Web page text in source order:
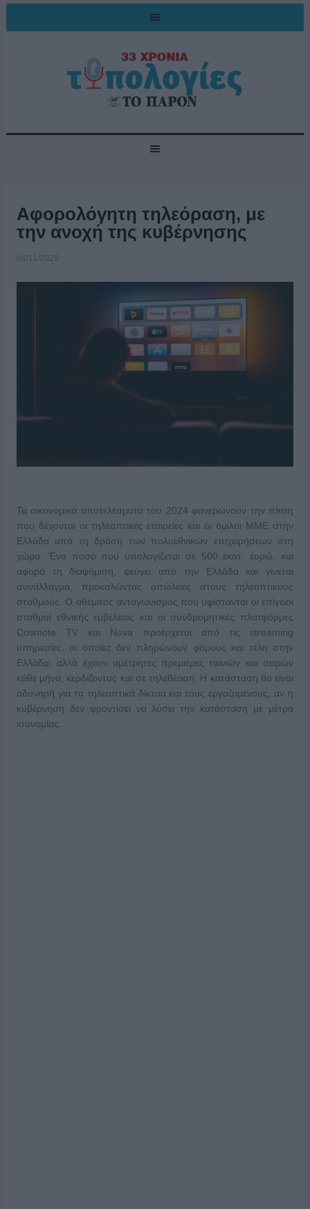
Αφορολόγητη τηλεόραση, με
την ανοχή της κυβέρνησης
04/11/2025
Τα οικονομικά αποτελέσματα του 2024 φανερώνουν την πίεση
που δέχονται οι τηλεοπτικές εταιρείες και οι όμιλοι ΜΜΕ στην
Ελλάδα από τη δράση των πολυεθνικών επιχειρήσεων στη
χώρα. Ένα ποσό που υπολογίζεται σε 500 εκατ. ευρώ, και
αφορά τη διαφήμιση, φεύγει από την Ελλάδα και γίνεται
συνάλλαγμα, προκαλώντας απώλειες στους τηλεοπτικούς
σταθμούς. Ο αθέμιτος ανταγωνισμός που υφίστανται οι επίγειοι
σταθμοί εθνικής εμβέλειας και οι συνδρομητικές πλατφόρμες
Cosmote TV και Nova προέρχεται από τις streaming
υπηρεσίες, οι οποίες δεν πληρώνουν φόρους και τέλη στην
Ελλάδα, αλλά έχουν αμέτρητες πρεμιέρες ταινιών και σειρών
κάθε μήνα, κερδίζοντας και σε τηλεθέαση. Η κατάσταση θα είναι
οδυνηρή για τα τηλεοπτικά δίκτυα και τους εργαζομένους, αν η
κυβέρνηση δεν φροντίσει να λύσει την κατάσταση με μέτρα
ισονομίας.